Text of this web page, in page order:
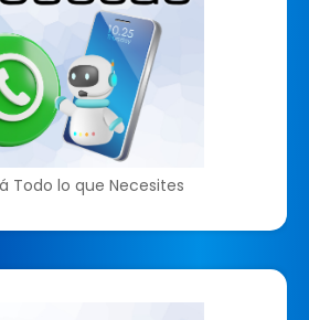
Todo lo que Necesites